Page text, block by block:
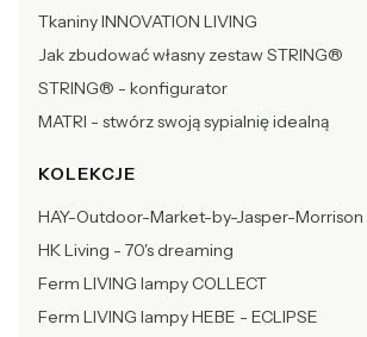
Tkaniny INNOVATION LIVING
Jak zbudować własny zestaw STRING®
STRING® - konfigurator
MATRI - stwórz swoją sypialnię idealną
KOLEKCJE
HAY-Outdoor-Market-by-Jasper-Morrison
HK Living - 70's dreaming
Ferm LIVING lampy COLLECT
Ferm LIVING lampy HEBE - ECLIPSE